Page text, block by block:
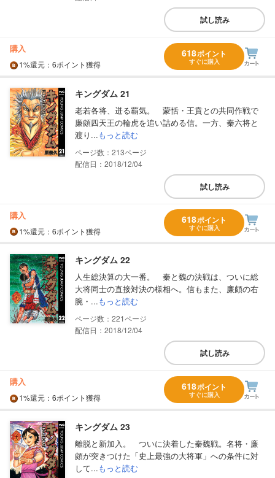
試し読み
購入
1%還元 ：6ポイント獲得
618ポイント
すぐに購入
キングダム 21
老若各将、迸る覇気。 蒙恬・王賁との共同作戦で
廉頗四天王の輪虎を追い詰める信。一方、秦六将と
渡り...もっと読む
213
配信日：2018/12/04
試し読み
購入
1%還元 ：6ポイント獲得
618ポイント
すぐに購入
キングダム 22
人生総決算の大一番。 秦と魏の決戦は、ついに総
大将同士の直接対決の様相へ。信もまた、廉頗の右
腕・...もっと読む
221
配信日：2018/12/04
試し読み
購入
1%還元 ：6ポイント獲得
618ポイント
すぐに購入
キングダム 23
離脱と新加入。 ついに決着した秦魏戦。名将・廉
頗が突きつけた「史上最強の大将軍」への条件に対
して...もっと読む